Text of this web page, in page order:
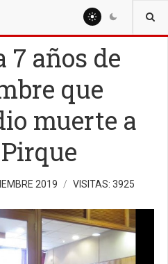
7 años de
que
muerte a
2019 VISITAS: 3925